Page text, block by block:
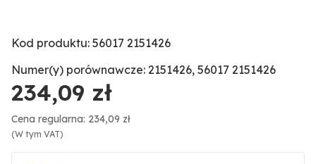
Kod produktu: 56017 2151426
Numer(y) porównawcze: 2151426, 56017 2151426
234,09 zł
Cena regularna: 234,09 zł
(W tym VAT)